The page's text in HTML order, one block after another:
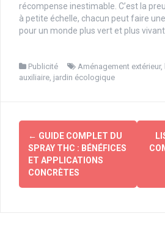
récompense inestimable. C’est la
à petite échelle, chacun peut faire
pour un monde plus vert et plus vivant.
Publicité Aménagement extérieur,
auxiliaire jardin écologique
Navigation
d'article
← GUIDE COMPLET DU
SPRAY THC : BÉNÉFICES
ET APPLICATIONS
CONCRÈTES